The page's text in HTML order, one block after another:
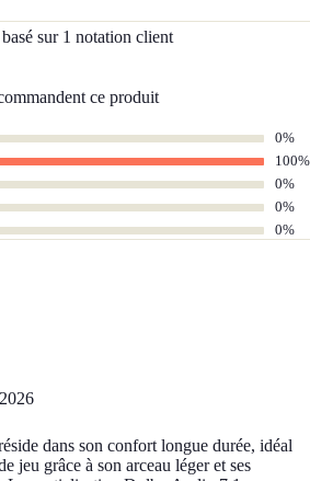
sur 1 notation client
ce produit
0%
100%
0%
0%
0%
dans son confort longue durée, idéal
jeu grâce à son arceau léger et ses